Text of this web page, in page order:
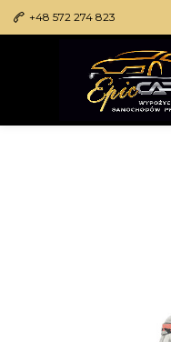
+48 572 274 823